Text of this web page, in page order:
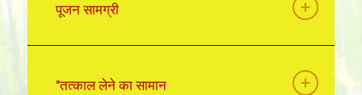
पूजन सामग्री
"तत्काल लेने का सामान